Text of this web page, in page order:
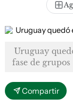
Uruguay
fase de grupos
Compartir